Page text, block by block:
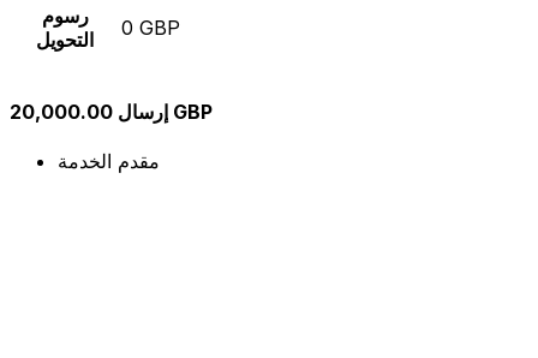
رسوم
التحويل
0 GBP
إرسال 20,000.00 GBP
مقدم الخدمة